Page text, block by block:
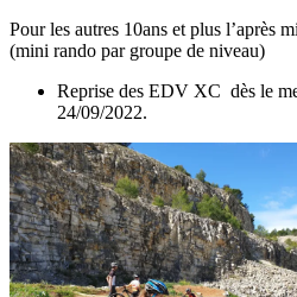
Pour les autres 10ans et plus l’après
(mini rando par groupe de niveau)
Reprise des EDV XC dès le
24/09/2022.